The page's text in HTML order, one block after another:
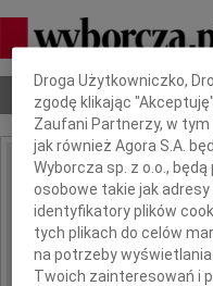
Nekrologi Odeszli
IMIĘ I NAZWISKO:
REGION: Gdańsk
DATA EMISJI:
Dbamy o Twoją
Droga Użytkowniczko,
zgodę klikając
Zaufani Partnerzy, w tym
jak również Agora S.A.
Wyborcza sp. z o.o.,
osobowe takie jak adresy
identyfikatory plików
tych plikach do celów
na potrzeby
Twoich zainteresowań i